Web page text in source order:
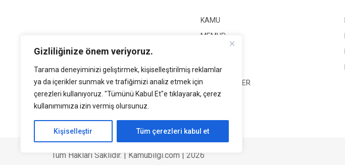
Gizliliğinize önem veriyoruz.
Tarama deneyiminizi geliştirmek, kişiselleştirilmiş reklamlar
ya da içerikler sunmak ve trafiğimizi analiz etmek için
çerezleri kullanıyoruz. "Tümünü Kabul Et"e tıklayarak, çerez
kullanımımıza izin vermiş olursunuz.
Kişiselleştir Tüm çerezleri kabul et
KAMU
MEMUR
EĞİTİM
GÜNCEL HABER
SİYASET
Tüm Hakları Saklıdır. | Kamubilgi.com | 2026